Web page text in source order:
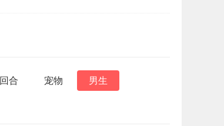
回合 宠物 男生